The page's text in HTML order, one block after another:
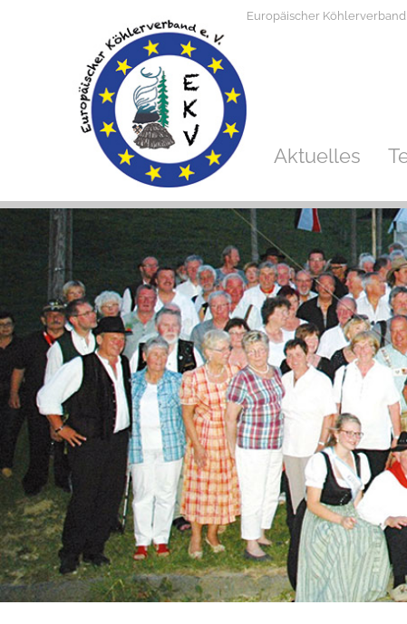
Europäischer Köhlerverband
Aktuelles